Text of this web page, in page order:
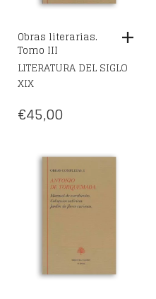
Obras literarias.
Tomo III
LITERATURA DEL SIGLO
XIX
€45,00